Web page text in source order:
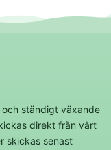
ständigt växande
direkt från vårt
skickas senast